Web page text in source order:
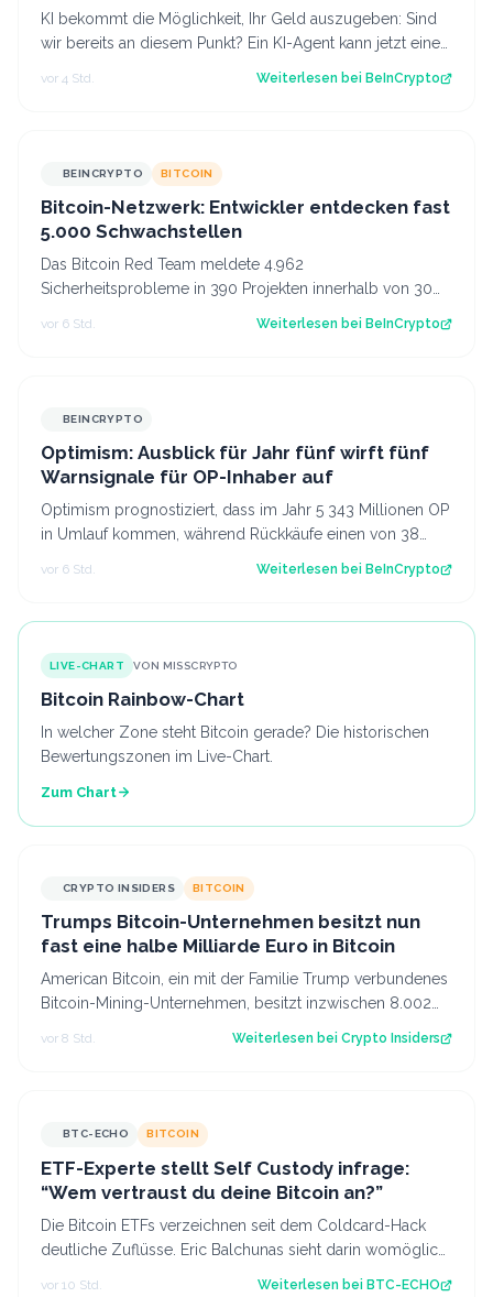
KI bekommt die Möglichkeit, Ihr Geld auszugeben: Sind
wir bereits an diesem Punkt? Ein KI-Agent kann jetzt einen
vor 4 Std. Weiterlesen bei BeInCrypto
BEINCRYPTO BITCOIN
Bitcoin-Netzwerk: Entwickler entdecken fast
5.000 Schwachstellen
Das Bitcoin Red Team meldete 4.962
Sicherheitsprobleme in 390 Projekten innerhalb von 30
vor 6 Std. Weiterlesen bei BeInCrypto
BEINCRYPTO
Optimism: Ausblick für Jahr fünf wirft fünf
Warnsignale für OP-Inhaber auf
Optimism prognostiziert, dass im Jahr 5 343 Millionen OP
in Umlauf kommen, während Rückkäufe einen von 38
Token absorbieren. Der Beitrag Opt…
vor 6 Std. Weiterlesen bei BeInCrypto
LIVE-CHART VON MISSCRYPTO
Bitcoin Rainbow-Chart
In welcher Zone steht Bitcoin gerade? Die historischen
Bewertungszonen im Live-Chart.
Zum Chart
CRYPTO INSIDERS BITCOIN
Trumps Bitcoin-Unternehmen besitzt nun
fast eine halbe Milliarde Euro in Bitcoin
American Bitcoin, ein mit der Familie Trump verbundenes
Bitcoin-Mining-Unternehmen, besitzt inzwischen 8.002
Bitcoin im Wert von rund 444 Mi…
vor 8 Std. Weiterlesen bei Crypto Insiders
BTC-ECHO BITCOIN
ETF-Experte stellt Self Custody infrage:
“Wem vertraust du deine Bitcoin an?”
Die Bitcoin ETFs verzeichnen seit dem Coldcard-Hack
deutliche Zuflüsse. Eric Balchunas sieht darin womöglich
vor 10 Std. Weiterlesen bei BTC-ECHO